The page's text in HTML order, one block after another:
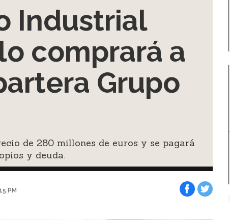
Industrial
comprará a
Grupo
de 280 millones de euros y se pagará
y deuda.
PM